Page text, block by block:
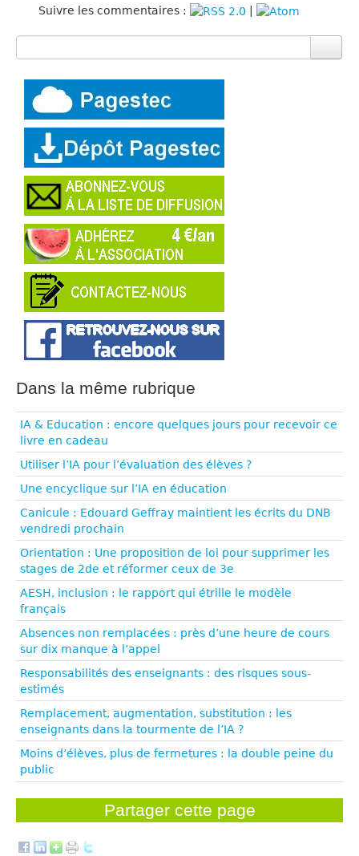
Suivre les commentaires : |
Dans la même rubrique
IA & Education : encore quelques jours pour recevoir ce
livre en cadeau
Utiliser l’IA pour l’évaluation des élèves ?
Une encyclique sur l’IA en éducation
Canicule : Edouard Geffray maintient les écrits du DNB
vendredi prochain
Orientation : Une proposition de loi pour supprimer les
stages de 2de et réformer ceux de 3e
AESH, inclusion : le rapport qui étrille le modèle
français
Absences non remplacées : près d’une heure de cours
sur dix manque à l’appel
Responsabilités des enseignants : des risques sous-
estimés
Remplacement, augmentation, substitution : les
enseignants dans la tourmente de l’IA ?
Moins d’élèves, plus de fermetures : la double peine du
public
Partager cette page